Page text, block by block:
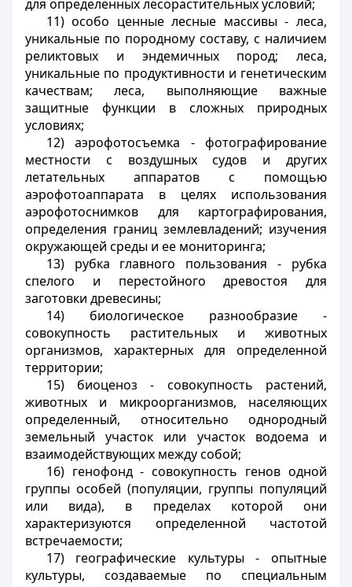
для определенных лесорастительных условий;
11) особо ценные лесные массивы - леса,
уникальные по породному составу, с наличием
реликтовых и эндемичных пород; леса,
уникальные по продуктивности и генетическим
качествам; леса, выполняющие важные
защитные функции в сложных природных
условиях;
12) аэрофотосъемка - фотографирование
местности с воздушных судов и других
летательных аппаратов с помощью
аэрофотоаппарата в целях использования
аэрофотоснимков для картографирования,
определения границ землевладений; изучения
окружающей среды и ее мониторинга;
13) рубка главного пользования - рубка
спелого и перестойного древостоя для
заготовки древесины;
14) биологическое разнообразие -
совокупность растительных и животных
организмов, характерных для определенной
территории;
15) биоценоз - совокупность растений,
животных и микроорганизмов, населяющих
определенный, относительно однородный
земельный участок или участок водоема и
взаимодействующих между собой;
16) генофонд - совокупность генов одной
группы особей (популяции, группы популяций
или вида), в пределах которой они
характеризуются определенной частотой
встречаемости;
17) географические культуры - опытные
культуры, создаваемые по специальным